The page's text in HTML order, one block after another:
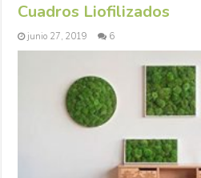
Cuadros Liofilizados
junio 27, 2019 6